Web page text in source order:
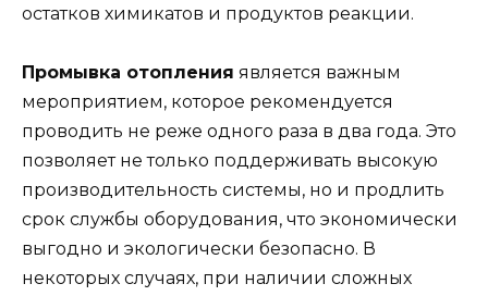
остатков химикатов и продуктов реакции.
Промывка отопления является важным
мероприятием, которое рекомендуется
проводить не реже одного раза в два года. Это
позволяет не только поддерживать высокую
производительность системы, но и продлить
срок службы оборудования, что экономически
выгодно и экологически безопасно. В
некоторых случаях, при наличии сложных